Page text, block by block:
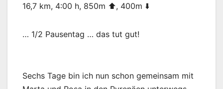
16,7 km, 4:00 h, 850m ⬆️, 400m ⬇️
… 1/2 Pausentag … das tut gut!
Sechs Tage bin ich nun schon gemeinsam mit